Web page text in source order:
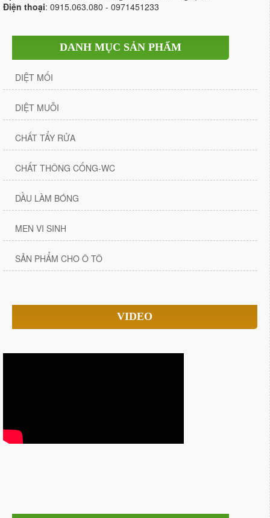
Điện thoại: 0915.063.080 - 0971451233
DANH MỤC SẢN PHẨM
DIỆT MỐI
DIỆT MUỖI
CHẤT TẨY RỬA
CHẤT THÔNG CỐNG-WC
DẦU LÀM BÓNG
MEN VI SINH
SẢN PHẨM CHO Ô TÔ
VIDEO